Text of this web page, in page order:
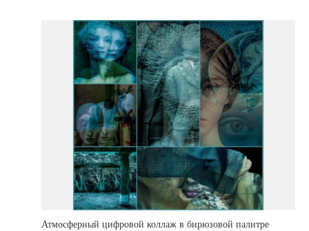
Атмосферный цифровой коллаж в бирюзовой палитре